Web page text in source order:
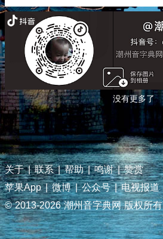
没有更多了
关于 | 联系 | 帮助 | 鸣谢 | 赞赏
苹果App | 微博 | 公众号 | 电视报道
© 2013-2026 潮州音字典网 版权所有